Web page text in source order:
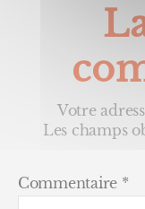
Votre
Les champs
Commentaire *